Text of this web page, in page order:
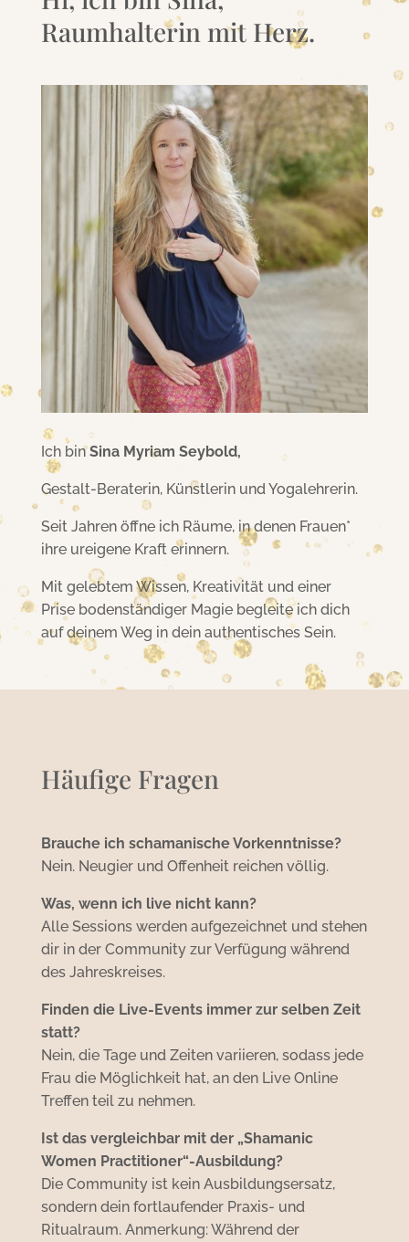
Raumhalterin mit Herz.
Ich binSina Myriam Seybold,
Gestalt-Beraterin, Künstlerin und Yogalehrerin.
Seit Jahren öffne ich Räume, in denen Frauen*
ihre ureigene Kraft erinnern.
Mit gelebtem Wissen, Kreativität und einer
Prise bodenständiger Magie begleite ich dich
auf deinem Weg in dein authentisches Sein.
Häufige Fragen
Brauche ich schamanische Vorkenntnisse?
Nein. Neugier und Offenheit reichen völlig.
Was, wenn ich live nicht kann?
Alle Sessions werden aufgezeichnet und stehen
dir in der Community zur Verfügung während
des Jahreskreises.
Finden die Live-Events immer zur selben Zeit
statt?
Nein, die Tage und Zeiten variieren, sodass jede
Frau die Möglichkeit hat, an den Live Online
Treffen teil zu nehmen.
Ist das vergleichbar mit der „Shamanic
Women Practitioner“-Ausbildung?
Die Community ist kein Ausbildungs­ersatz,
sondern dein fort­laufender Praxis- und
Ritualraum. Anmerkung: Während der